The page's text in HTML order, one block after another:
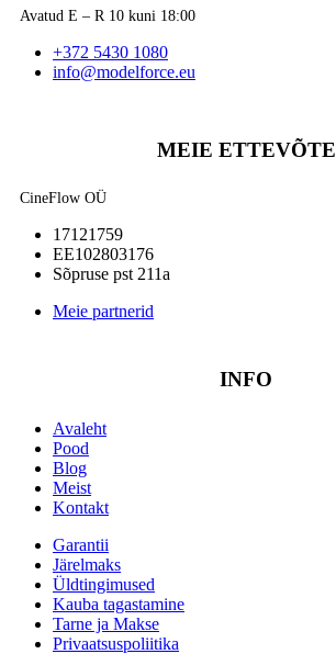
Avatud E – R 10 kuni 18:00
+372 5430 1080
info@modelforce.eu
MEIE ETTEVÕTE
CineFlow OÜ
17121759
EE102803176
Sõpruse pst 211a
Meie partnerid
INFO
Avaleht
Pood
Blog
Meist
Kontakt
Garantii
Järelmaks
Üldtingimused
Kauba tagastamine
Tarne ja Makse
Privaatsuspoliitika